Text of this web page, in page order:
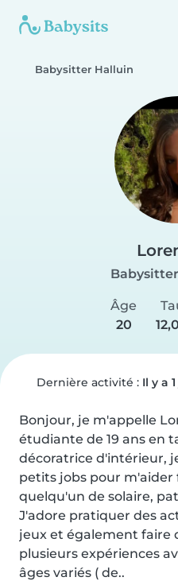
Babysitter Halluin
Âge
20
Dernière activité : Il y a
Bonjour, je m'appelle
étudiante de 19 ans en
décoratrice d'intérieur,
petits jobs pour m'aider
quelqu'un de solaire,
J'adore pratiquer des
jeux et également faire
plusieurs expériences
âges variés ( de..